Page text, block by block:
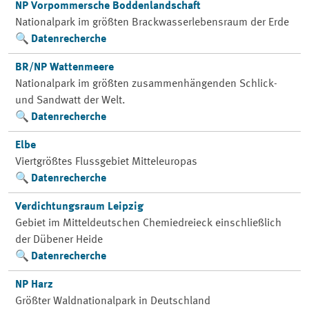
NP Vorpommersche Boddenlandschaft
Nationalpark im größten Brackwasserlebensraum der Erde
Datenrecherche
BR/NP Wattenmeere
Nationalpark im größten zusammenhängenden Schlick-
und Sandwatt der Welt.
Datenrecherche
Elbe
Viertgrößtes Flussgebiet Mitteleuropas
Datenrecherche
Verdichtungsraum Leipzig
Gebiet im Mitteldeutschen Chemiedreieck einschließlich
der Dübener Heide
Datenrecherche
NP Harz
Größter Waldnationalpark in Deutschland